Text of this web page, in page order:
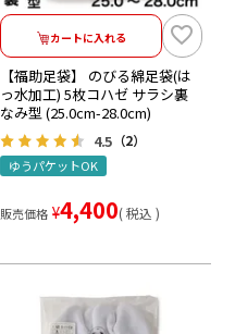
カートに入れる
【福助足袋】 のびる綿足袋(は
っ水加工) 5枚コハゼ サラシ裏
なみ型 (25.0cm-28.0cm)
4.5 （2）
ゆうパケットOK
販売価格 ¥4,400 税込